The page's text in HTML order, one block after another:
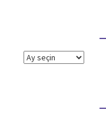
ARŞİVLER